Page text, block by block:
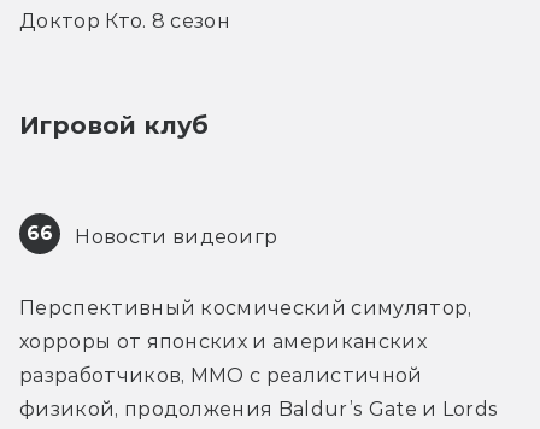
Доктор Кто. 8 сезон
Игровой клуб
66 Новости видеоигр
Перспективный космический симулятор,
хорроры от японских и американских
разработчиков, ММО с реалистичной
физикой, продолжения Baldur’s Gate и Lords